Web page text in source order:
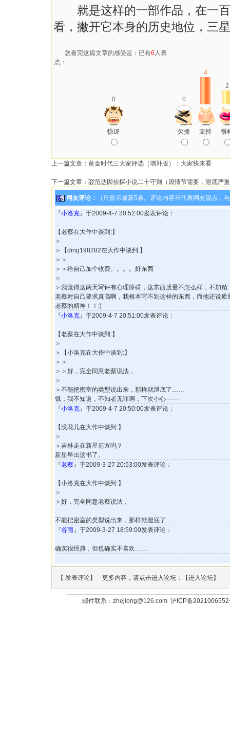
就是这样的一部作品，在一百
看，撇开它本身的历史地位，三
您看完这篇文章的感受是：已有6 人表
态：
0 0
4
2
惊讶 欠揍 支持 很
上一篇文章： 黄金时代三大家评选（增补版）：大家快来看
下一篇文章： 驳范达因侦探小说二十守则（因情节需要，泄底严
网友评论： （只显示最新5条。评论内容只代表网友观点，
『小洛克』于2009-4-7 20:52:00发表评论：
【老蔡在大作中谈到:】
＞
＞【ding198282在大作中谈到:】
＞＞
＞＞给自己加个收费。。。。好东西
＞
＞我觉得这两天写评有心理障碍，这东西质量不怎么样，不加
老蔡对自己要求真高啊，我根本写不到这样的东西，而他还说质
老蔡的精神！！:)
『小洛克』于2009-4-7 20:51:00发表评论：
【老蔡在大作中谈到:】
＞
＞【小洛克在大作中谈到:】
＞＞
＞＞好，完全同意老蔡说法，
＞
＞不能把密室的类型说出来，那样就泄底了……
饿，我不知道，不知者无罪啊，下次小心······
『小洛克』于2009-4-7 20:50:00发表评论：
【没花儿在大作中谈到:】
＞
＞吉林走在新星前方吗？
新星早出这书了。
『老蔡』于2009-3-27 20:53:00发表评论：
【小洛克在大作中谈到:】
＞
＞好，完全同意老蔡说法，
不能把密室的类型说出来，那样就泄底了……
『谷雨』于2009-3-27 18:59:00发表评论：
确实很经典，但也确实不喜欢……
【 发表评论】 更多内容，请点击进入论坛：【进入论坛】
邮件联系： zhejiong@126.com沪ICP备